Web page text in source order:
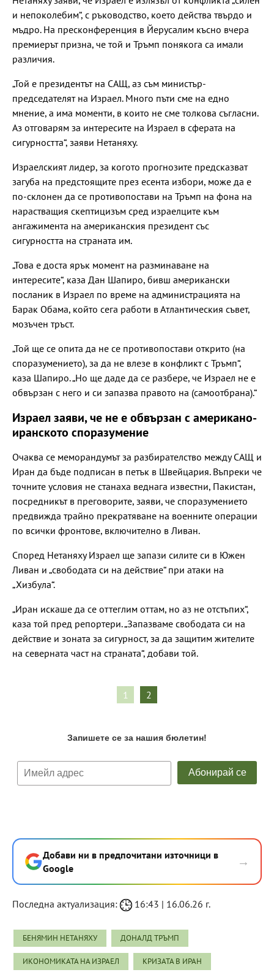
и непоколебим“, с ръководство, което действа твърдо и
мъдро. На пресконференция в Йерусалим късно вчера
премиерът призна, че той и Тръмп понякога са имали
различия.
„Той е президентът на САЩ, аз съм министър-
председателят на Израел. Много пъти сме на едно
мнение, а има моменти, в които не сме толкова съгласни.
Аз отговарям за интересите на Израел в сферата на
сигурността“, заяви Нетаняху.
Израелският лидер, за когото прогнозите предсказват
загуба на предстоящите през есента избори, може да е
по-склонен да се противопостави на Тръмп на фона на
нарастващия скептицизъм сред израелците към
ангажимента на американския президент със
сигурността на страната им.
„Това е доста ярък момент на разминаване на
интересите“, каза Дан Шапиро, бивш американски
посланик в Израел по време на администрацията на
Барак Обама, който сега работи в Атлантическия съвет,
мозъчен тръст.
„Той ще се опита да не се противопостави открито (на
споразумението), за да не влезе в конфликт с Тръмп“,
каза Шапиро. „Но ще даде да се разбере, че Израел не е
обвързан с него и си запазва правото на (самоотбрана).“
Израел заяви, че не е обвързан с американо-
иранското споразумение
Очаква се меморандумът за разбирателство между САЩ и
Иран да бъде подписан в петък в Швейцария. Въпреки че
точните условия не станаха веднага известни, Пакистан,
посредникът в преговорите, заяви, че споразумението
предвижда трайно прекратяване на военните операции
по всички фронтове, включително в Ливан.
Според Нетаняху Израел ще запази силите си в Южен
Ливан и „свободата си на действие“ при атаки на
„Хизбула“.
„Иран искаше да се оттеглим оттам, но аз не отстъпих“,
каза той пред репортери. „Запазваме свободата си на
действие и зоната за сигурност, за да защитим жителите
на северната част на страната“, добави той.
1 2
Добави ни в предпочитани източници в
Google
→
Последна актуализация: 16:43 | 16.06.26 г.
БЕНЯМИН НЕТАНЯХУ ДОНАЛД ТРЪМП
ИКОНОМИКАТА НА ИЗРАЕЛ КРИЗАТА В ИРАН